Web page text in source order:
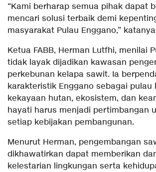
“Kami berharap semua pihak dapat
mencari solusi terbaik demi
masyarakat Pulau Enggano,”
Ketua FABB, Herman Lutfhi, menilai
tidak layak dijadikan kawasan
perkebunan kelapa sawit. Ia
karakteristik Enggano sebagai pulau
kekayaan hutan, ekosistem, dan
hayati harus menjadi pertimbangan
setiap kebijakan pembangunan.
Menurut Herman, pengembangan
dikhawatirkan dapat memberikan
kelestarian lingkungan serta